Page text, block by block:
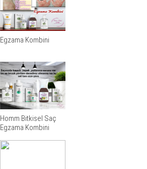
Egzama Kombini
Homm Bitkisel Saç
Egzama Kombini